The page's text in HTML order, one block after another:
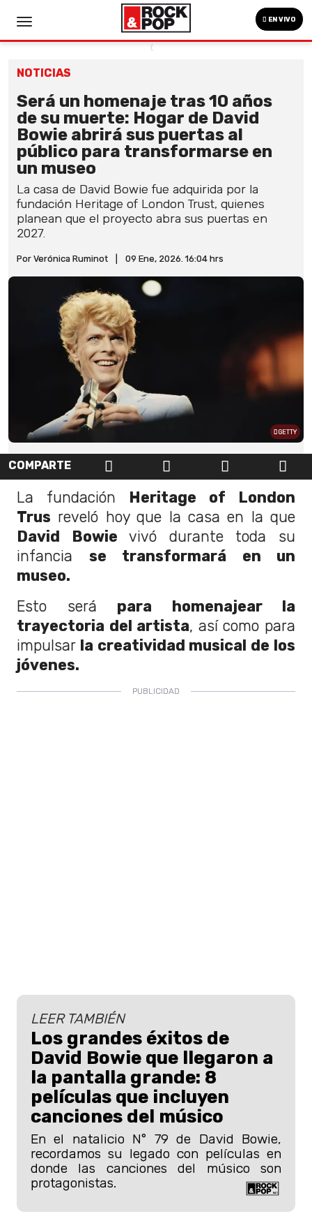
EN VIVO
NOTICIAS
Será un homenaje tras 10 años
de su muerte: Hogar de David
Bowie abrirá sus puertas al
público para transformarse en
un museo
La casa de David Bowie fue adquirida por la
fundación Heritage of London Trust, quienes
planean que el proyecto abra sus puertas en
2027.
Por Verónica Ruminot 09 Ene, 2026. 16:04 hrs
GETTY
COMPARTE
La fundación Heritage of London
Trus reveló hoy que la casa en la que
David Bowie vivó durante toda su
infancia se transformará en un
museo.
Esto será para homenajear la
trayectoria del artista, así como para
impulsar la creatividad musical de los
jóvenes.
LEER TAMBIÉN
Los grandes éxitos de
David Bowie que llegaron a
la pantalla grande: 8
películas que incluyen
canciones del músico
En el natalicio N° 79 de David Bowie,
recordamos su legado con películas en
donde las canciones del músico son
protagonistas.